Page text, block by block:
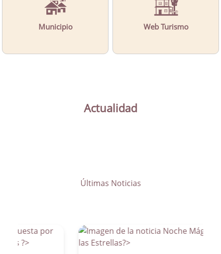
Municipio Web Turismo
Actualidad
Últimas Noticias